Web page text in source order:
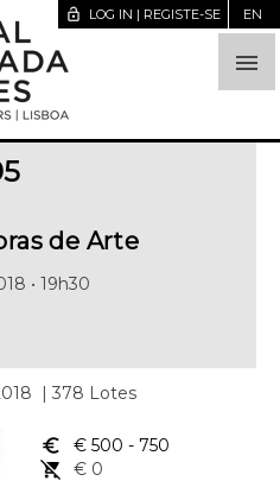

lock_open LOG IN | REGISTE-SE EN
de Arte
• 19h30
| 378 Lotes
euro_symbol € 500 - 750
remove_shopping_cart
€ 0